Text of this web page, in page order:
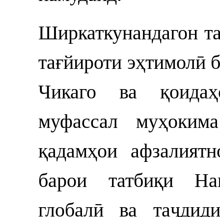
Ширкаткунандагон
тағйироти эҳтимолӣ
Чикаго ва
муфассал
қадамҳои
барои татбиқи
глобалӣ ва